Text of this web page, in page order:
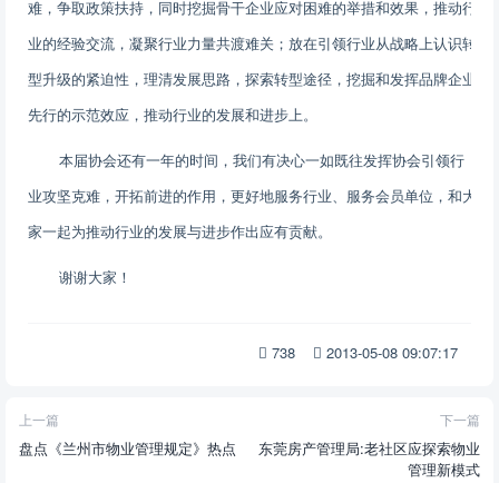
难，争取政策扶持，同时挖掘骨干企业应对困难的举措和效果，推动行
业的经验交流，凝聚行业力量共渡难关；放在引领行业从战略上认识转
型升级的紧迫性，理清发展思路，探索转型途径，挖掘和发挥品牌企业
先行的示范效应，推动行业的发展和进步上。
本届协会还有一年的时间，我们有决心一如既往发挥协会引领行
业攻坚克难，开拓前进的作用，更好地服务行业、服务会员单位，和大
家一起为推动行业的发展与进步作出应有贡献。
谢谢大家！
738 2013-05-08 09:07:17
上一篇
盘点《兰州市物业管理规定》热点
下一篇
东莞房产管理局:老社区应探索物业
管理新模式